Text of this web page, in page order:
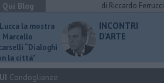
Qui Blog di Riccardo Ferrucci
la mostra
Marcello
“Dialoghi
la città"
INCONTRI
D'ARTE
Condoglianze